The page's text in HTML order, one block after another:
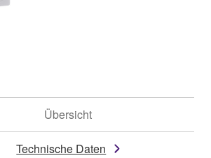
Übersicht
Technische Daten